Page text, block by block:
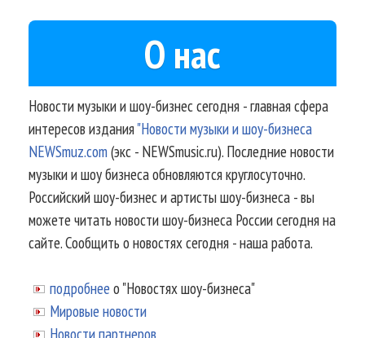
О нас
Новости музыки и шоу-бизнес сегодня - главная сфера
интересов издания"Новости музыки и шоу-бизнеса
NEWSmuz.com(экс - NEWSmusic.ru). Последние новости
музыки и шоу бизнеса обновляются круглосуточно.
Российский шоу-бизнес и артисты шоу-бизнеса - вы
можете читать новости шоу-бизнеса России сегодня на
сайте. Сообщить о новостях сегодня - наша работа.
подробнее о "Новостях шоу-бизнеса"
Мировые новости
Новости партнеров